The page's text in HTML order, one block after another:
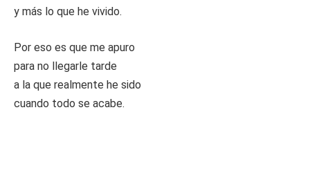
y más lo que he vivido.
Por eso es que me apuro
para no llegarle tarde
a la que realmente he sido
cuando todo se acabe.